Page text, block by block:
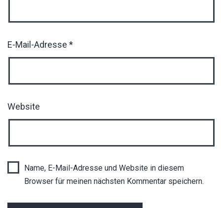
E-Mail-Adresse *
Website
Name, E-Mail-Adresse und Website in diesem
Browser für meinen nächsten Kommentar speichern.